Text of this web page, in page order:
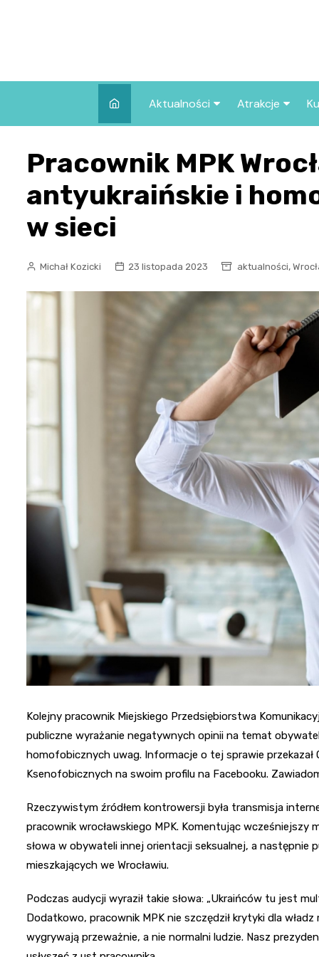
Aktualności
Wszystkie wpisy
Atrakcje
we Wrocławiu
Co warto
Wrocławiu?
Pracownik MPK
antyukraińskie i
w sieci
Michał Kozicki 23 listopada 2023 aktualności,
Kolejny pracownik Miejskiego Przedsiębiorstwa
publiczne wyrażanie negatywnych opinii na temat
homofobicznych uwag. Informacje o tej sprawie
Ksenofobicznych na swoim profilu na Facebooku.
Rzeczywistym źródłem kontrowersji była transmisja
pracownik wrocławskiego MPK. Komentując wcześniejszy
słowa w obywateli innej orientacji seksualnej, a następnie
mieszkających we Wrocławiu.
Podczas audycji wyraził takie słowa: „Ukraińców tu jest
Dodatkowo, pracownik MPK nie szczędził krytyki dla
wygrywają przeważnie, a nie normalni ludzie. Nasz